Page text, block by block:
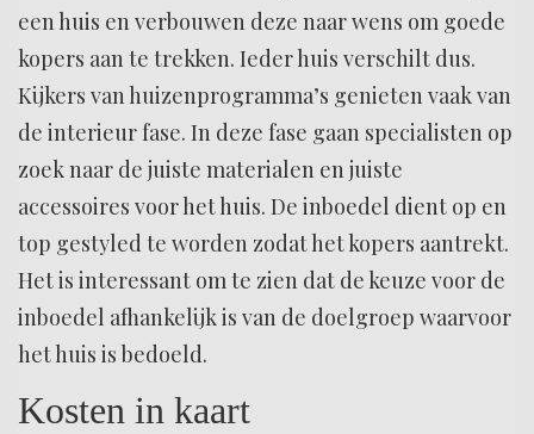
een huis en verbouwen deze naar wens om goede
kopers aan te trekken. Ieder huis verschilt dus.
Kijkers van huizenprogramma’s genieten vaak van
de interieur fase. In deze fase gaan specialisten op
zoek naar de juiste materialen en juiste
accessoires voor het huis. De inboedel dient op en
top gestyled te worden zodat het kopers aantrekt.
Het is interessant om te zien dat de keuze voor de
inboedel afhankelijk is van de doelgroep waarvoor
het huis is bedoeld.
Kosten in kaart